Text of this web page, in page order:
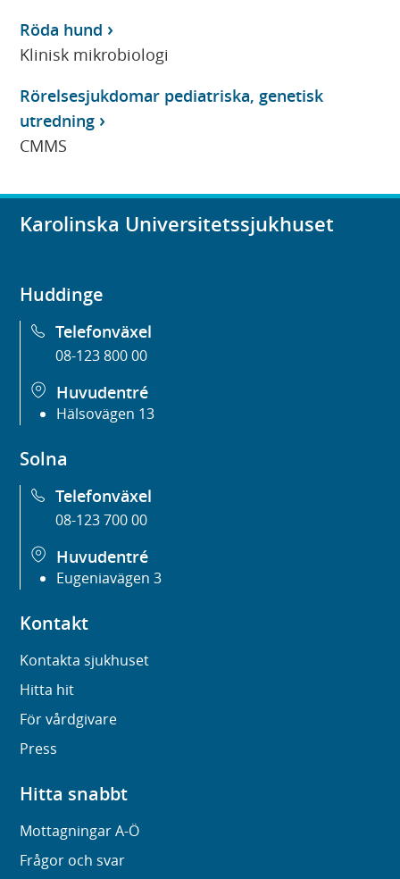
Röda hund
Klinisk mikrobiologi
Rörelsesjukdomar pediatriska, genetisk
utredning
CMMS
Karolinska Universitetssjukhuset
Huddinge
Telefonväxel
08-123 800 00
Huvudentré
Hälsovägen 13
Solna
Telefonväxel
08-123 700 00
Huvudentré
Eugeniavägen 3
Kontakt
Kontakta sjukhuset
Hitta hit
För vårdgivare
Press
Hitta snabbt
Mottagningar A-Ö
Frågor och svar